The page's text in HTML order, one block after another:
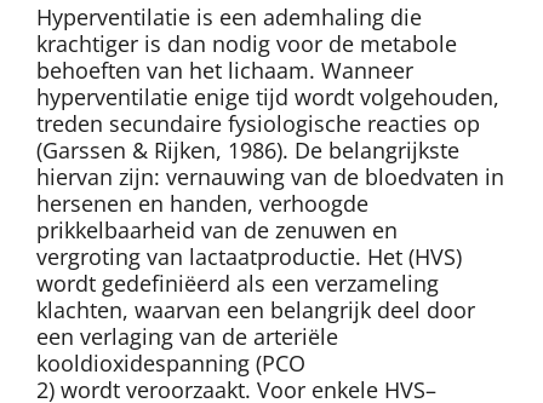
Hyperventilatie is een ademhaling die
krachtiger is dan nodig voor de metabole
behoeften van het lichaam. Wanneer
hyperventilatie enige tijd wordt volgehouden,
treden secundaire fysiologische reacties op
(Garssen & Rijken, 1986). De belangrijkste
hiervan zijn: vernauwing van de bloedvaten in
hersenen en handen, verhoogde
prikkelbaarheid van de zenuwen en
vergroting van lactaatproductie. Het (HVS)
wordt gedefiniëerd als een verzameling
klachten, waarvan een belangrijk deel door
een verlaging van de arteriële
kooldioxidespanning (PCO
2) wordt veroorzaakt. Voor enkele HVS–